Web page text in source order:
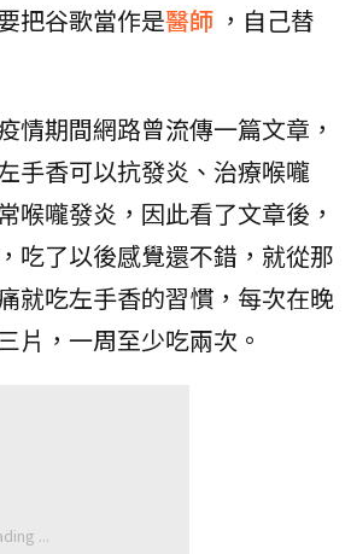
把谷歌當作是醫師 ，自己替
情期間網路曾流傳一篇文章，
手香可以抗發炎、治療喉嚨
喉嚨發炎，因此看了文章後，
吃了以後感覺還不錯，就從那
就吃左手香的習慣，每次在晚
片，一周至少吃兩次。